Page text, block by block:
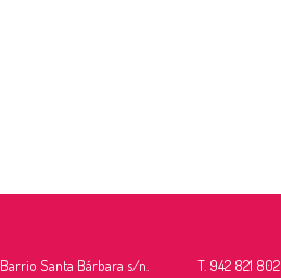
Barrio Santa Bárbara s/n. T. 942 821 802